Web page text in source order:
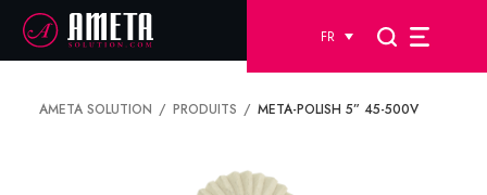
FR
AMETA SOLUTION PRODUITS META-POLISH 5” 45-500V